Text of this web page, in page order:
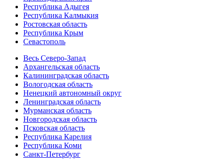
Республика Адыгея
Республика Калмыкия
Ростовская область
Республика Крым
Севастополь
Весь Северо-Запад
Архангельская область
Калининградская область
Вологодская область
Ненецкий автономный округ
Ленинградская область
Мурманская область
Новгородская область
Псковская область
Республика Карелия
Республика Коми
Санкт-Петербург